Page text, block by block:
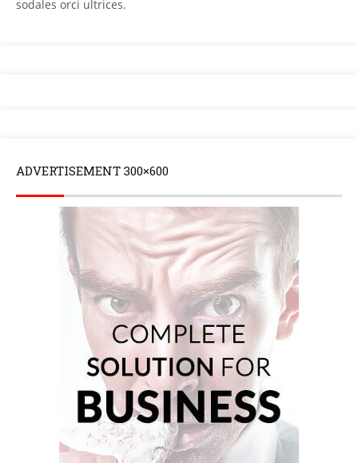
sodales orci ultrices.
ADVERTISEMENT 300×600